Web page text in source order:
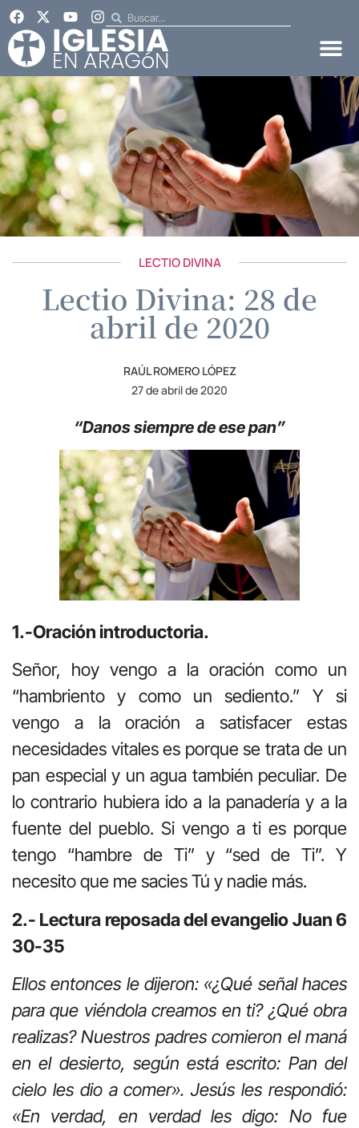
LECTIO DIVINA
Lectio Divina: 28 de
abril de 2020
RAÚL ROMERO LÓPEZ
27 de abril de 2020
“Danos siempre de ese pan”
1.-Oración introductoria.
Señor, hoy vengo a la oración como un
“hambriento y como un sediento.” Y si
vengo a la oración a satisfacer estas
necesidades vitales es porque se trata de un
pan especial y un agua también peculiar. De
lo contrario hubiera ido a la panadería y a la
fuente del pueblo. Si vengo a ti es porque
tengo “hambre de Ti” y “sed de Ti”. Y
necesito que me sacies Tú y nadie más.
2.- Lectura reposada del evangelioJuan 6
30-35
Ellos entonces le dijeron: «¿Qué señal haces
para que viéndola creamos en ti? ¿Qué obra
realizas? Nuestros padres comieron el maná
en el desierto, según está escrito: Pan del
cielo les dio a comer». Jesús les respondió:
«En verdad, en verdad les digo: No fue